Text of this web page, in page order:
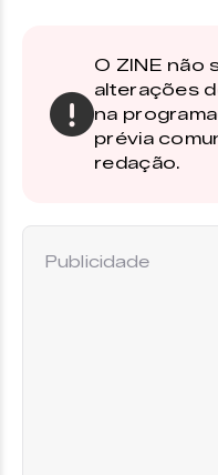
O ZINE não
alterações
na
prévia
redação.
Publicidade